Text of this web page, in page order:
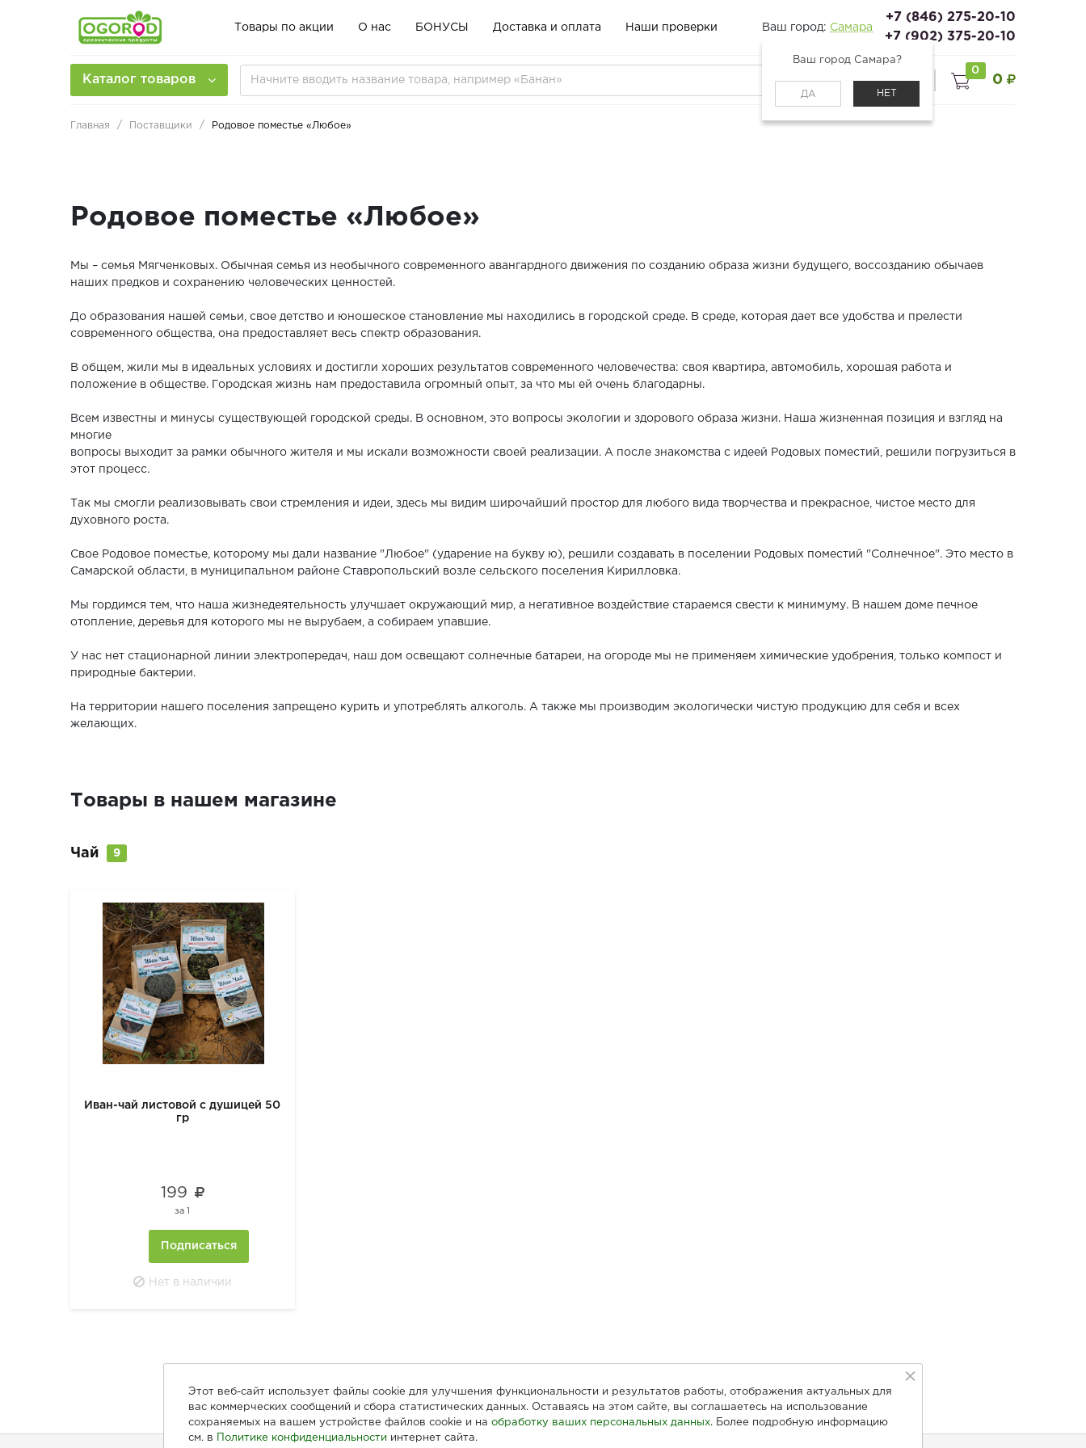
Товары по акции О нас БОНУСЫ Доставка и оплата Наши проверки Ваш город: Самара
Ваш город Самара?
ДА НЕТ
+7 (846) 275-20-10
+7 (902) 375-20-10
Каталог товаров
0
0
Главная Поставщики Родовое поместье «Любое»
Родовое поместье «Любое»
Мы – семья Мягченковых. Обычная семья из необычного современного авангардного движения по созданию образа жизни будущего, воссозданию обычаев
наших предков и сохранению человеческих ценностей.
До образования нашей семьи, свое детство и юношеское становление мы находились в городской среде. В среде, которая дает все удобства и прелести
современного общества, она предоставляет весь спектр образования.
В общем, жили мы в идеальных условиях и достигли хороших результатов современного человечества: своя квартира, автомобиль, хорошая работа и
положение в обществе. Городская жизнь нам предоставила огромный опыт, за что мы ей очень благодарны.
Всем известны и минусы существующей городской среды. В основном, это вопросы экологии и здорового образа жизни. Наша жизненная позиция и взгляд на
многие
вопросы выходит за рамки обычного жителя и мы искали возможности своей реализации. А после знакомства с идеей Родовых поместий, решили погрузиться в
этот процесс.
Так мы смогли реализовывать свои стремления и идеи, здесь мы видим широчайший простор для любого вида творчества и прекрасное, чистое место для
духовного роста.
Свое Родовое поместье, которому мы дали название "Любое" (ударение на букву ю), решили создавать в поселении Родовых поместий "Солнечное". Это место в
Самарской области, в муниципальном районе Ставропольский возле сельского поселения Кирилловка.
Мы гордимся тем, что наша жизнедеятельность улучшает окружающий мир, а негативное воздействие стараемся свести к минимуму. В нашем доме печное
отопление, деревья для которого мы не вырубаем, а собираем упавшие.
У нас нет стационарной линии электропередач, наш дом освещают солнечные батареи, на огороде мы не применяем химические удобрения, только компост и
природные бактерии.
На территории нашего поселения запрещено курить и употреблять алкоголь. А также мы производим экологически чистую продукцию для себя и всех
желающих.
Товары в нашем магазине
Чай 9
Иван-чай листовой с душицей 50
гр
199
за1
Подписаться
Нет в наличии
Этот веб-сайт использует файлы cookie для улучшения функциональности и результатов работы, отображения актуальных для
вас коммерческих сообщений и сбора статистических данных. Оставаясь на этом сайте, вы соглашаетесь на использование
сохраняемых на вашем устройстве файлов cookie и на обработку ваших персональных данных. Более подробную информацию
см. в
Политике конфиденциальности интернет сайта.